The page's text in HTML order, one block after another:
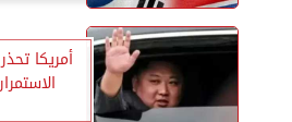
أمريكا